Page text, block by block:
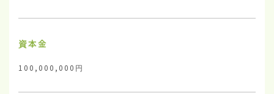
資本金
100,000,000円